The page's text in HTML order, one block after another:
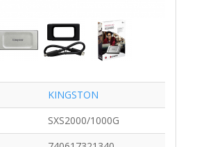
KINGSTON
SXS2000/1000G